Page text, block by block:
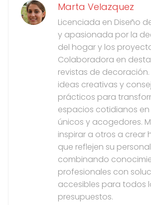
Marta Velazquez
Licenciada en Diseño
y apasionada por la
del hogar y los
Colaboradora en
revistas de
ideas creativas y
prácticos para
espacios cotidianos
únicos y acogedores.
inspirar a otros a crear
que reflejen su
combinando
profesionales con
accesibles para todos
presupuestos.